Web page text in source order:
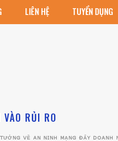
LIÊN HỆ TUYỂN DỤNG
RỦI RO
VỀ AN NINH MẠNG ĐẨY DOANH